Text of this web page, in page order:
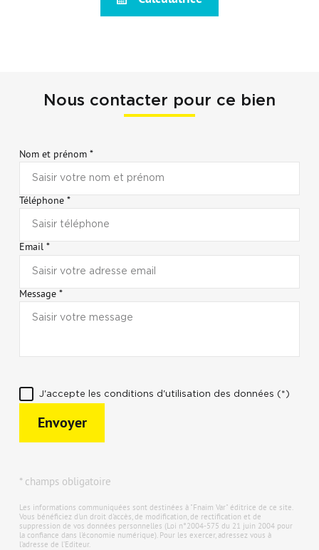
Nous contacter pour ce bien
Nom et prénom *
Téléphone *
Email *
Message *
J'accepte les conditions d'utilisation des données (*)
Envoyer
* champs obligatoire
Les informations communiquées sont destinées à "Fnaim Var" éditrice de ce site.
Vous bénéficiez d'un droit d'accès, de modification, de rectification et de
suppression de vos données personnelles (Loi n°2004-575 du 21 juin 2004 pour
la confiance dans l'économie numérique). Pour les exercer, adressez vous à
l’adresse de l’Editeur.